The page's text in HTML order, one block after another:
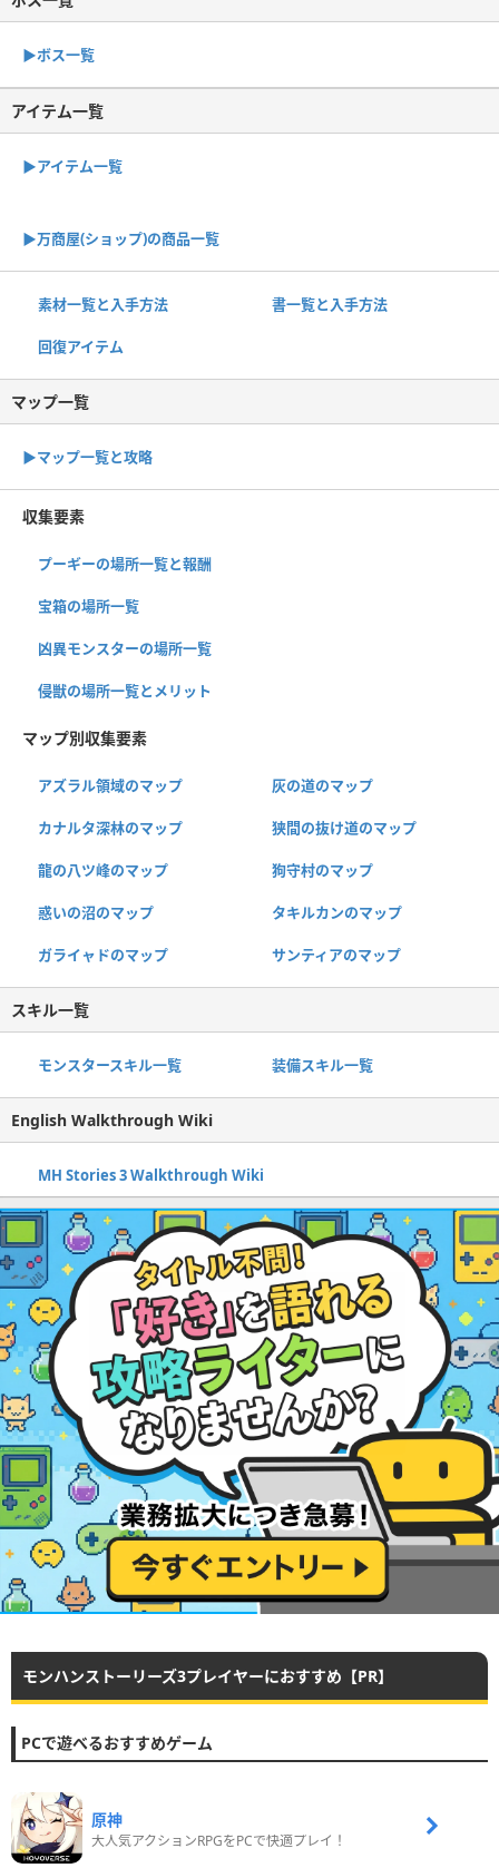
▶︎ボス一覧
アイテム一覧
▶アイテム一覧
▶︎万商屋(ショップ)の商品一覧
素材一覧と入手方法 書一覧と入手方法
回復アイテム
マップ一覧
▶︎マップ一覧と攻略
収集要素
プーギーの場所一覧と報酬
宝箱の場所一覧
凶異モンスターの場所一覧
侵獣の場所一覧とメリット
マップ別収集要素
アズラル領域のマップ 灰の道のマップ
カナルタ深林のマップ 狭間の抜け道のマップ
龍の八ツ峰のマップ 狗守村のマップ
惑いの沼のマップ タキルカンのマップ
ガライャドのマップ サンティアのマップ
スキル一覧
モンスタースキル一覧 装備スキル一覧
English Walkthrough Wiki
MH Stories 3 Walkthrough Wiki
モンハンストーリーズ3プレイヤーにおすすめ【PR】
PCで遊べるおすすめゲーム
原神
大人気アクションRPGをPCで快適プレイ！